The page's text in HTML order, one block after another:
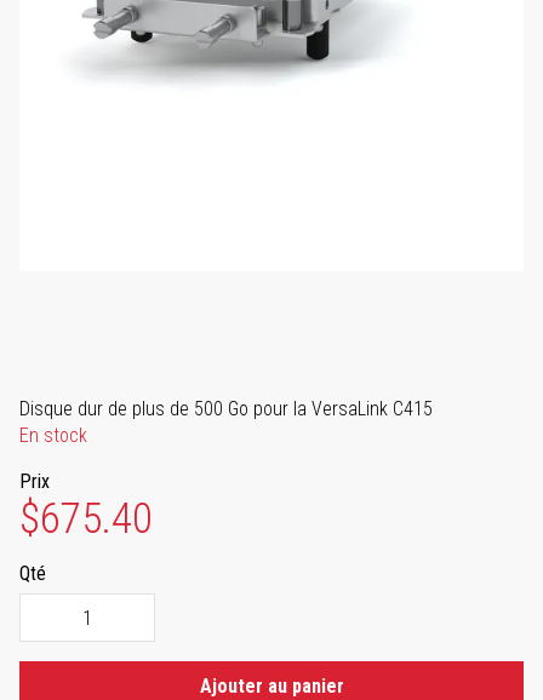
Disque dur de plus de 500 Go pour la VersaLink C415
En stock
Prix
$675.40
Qté
Ajouter au panier